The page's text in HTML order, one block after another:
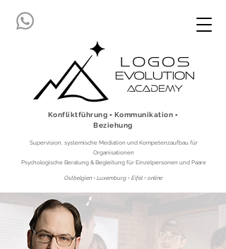
Ostbelgien • Luxemburg • Eifel • online
Konfliktführung ▪ Kommunikation ▪
Beziehung
Supervision, systemische Mediation und Kompetenzaufbau für
Organisationen
Psychologische Beratung & Begleitung für Einzelpersonen und Paare